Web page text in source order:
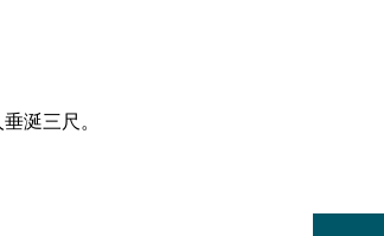
涎三尺。